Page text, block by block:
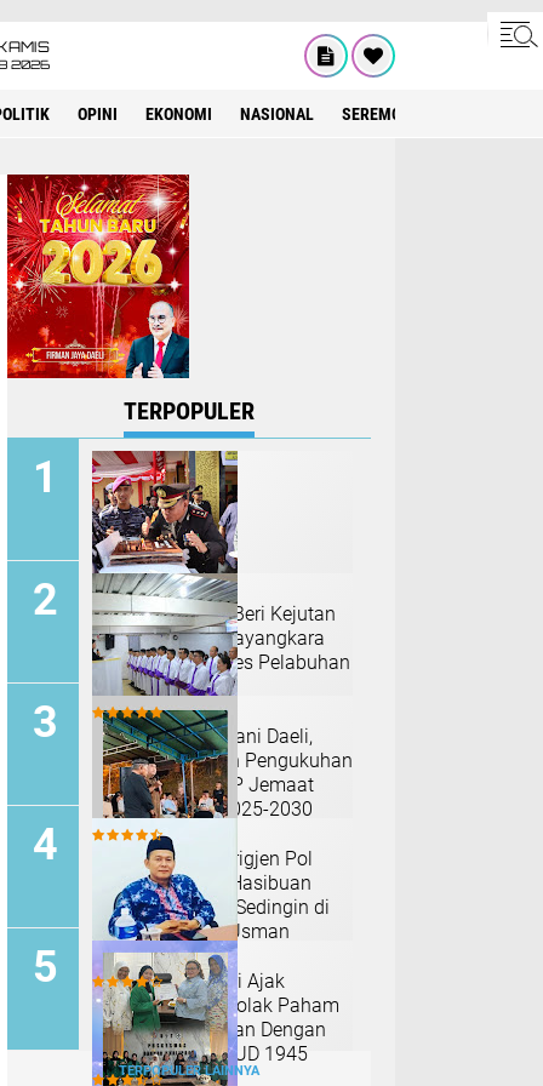
2026
OPINI EKONOMI NASIONAL SEREMONIAL
TERPOPULER
Yonmarhanlan I Beri Kejutan
Manis di Hari Bhayangkara
ke-79 Untuk Polres Pelabuhan
Belawan
Pdt. Jemaat Kariani Daeli,
S.Th Laksanakan Pengukuhan
SNK Gereja ONKP Jemaat
Depok Periode 2025-2030
Malam Ketiga, Brigjen Pol
Benny Iskandar Hasibuan
Berikan Setawar Sedingin di
Kediaman Alm. Usman
Hasibuan
M. Ikbal Parinduri Ajak
Masyarakat Menolak Paham
Yang Bertentangan Dengan
Pancasila Dan UUD 1945
TERPOPULER LAINNYA